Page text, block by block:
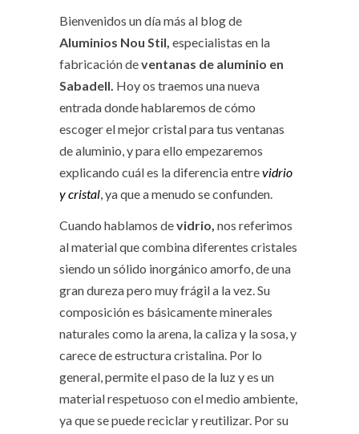
Bienvenidos un día más al blog de
Aluminios Nou Stil, especialistas en la
fabricación deventanas de aluminio en
Sabadell. Hoy os traemos una nueva
entrada donde hablaremos de cómo
escoger el mejor cristal para tus ventanas
de aluminio, y para ello empezaremos
explicando cuál es la diferencia entrevidrio
y cristal, ya que a menudo se confunden.
Cuando hablamos devidrio, nos referimos
al material que combina diferentes cristales
siendo un sólido inorgánico amorfo, de una
gran dureza pero muy frágil a la vez. Su
composición es básicamente minerales
naturales como la arena, la caliza y la sosa, y
carece de estructura cristalina. Por lo
general, permite el paso de la luz y es un
material respetuoso con el medio ambiente,
ya que se puede reciclar y reutilizar. Por su